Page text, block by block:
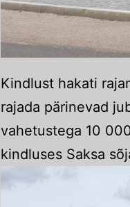
Kindlust hakati
rajada pärinevad
vahetustega 10
kindluses Saksa